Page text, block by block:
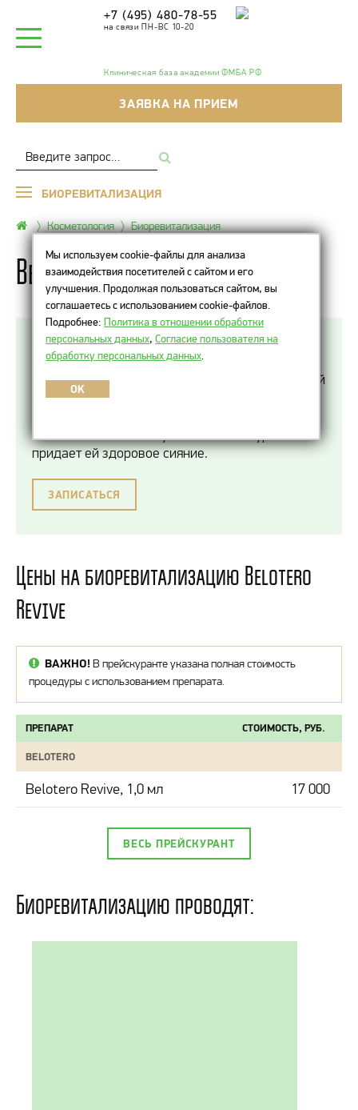
+7 (495) 480-78-55
на связи ПН-ВС 10-20
Клиническая база академии ФМБА РФ
ЗАЯВКА НА ПРИЕМ
БИОРЕВИТАЛИЗАЦИЯ
Косметология Биоревитализация
Belotero Revive
Belotero Revive – это инновационный препарат
для биоревитализации на основе гиалуроновой
кислоты и глицерола, разработанный компанией
Merz Aesthetics. Он обеспечивает
восстанавливает кожу на клеточном уровне и
придает ей здоровое сияние.
ЗАПИСАТЬСЯ
Цены на биоревитализацию Belotero
Revive
ВАЖНО! В прейскуранте указана полная стоимость
процедуры с использованием препарата.
ПРЕПАРАТ СТОИМОСТЬ, РУБ.
BELOTERO
Belotero Revive, 1,0 мл 17 000
ВЕСЬ ПРЕЙСКУРАНТ
Биоревитализацию проводят:
Мы используем cookie-файлы для анализа
взаимодействия посетителей с сайтом и его
улучшения. Продолжая пользоваться сайтом, вы
соглашаетесь с использованием cookie-файлов.
Подробнее:Политика в отношении обработки
персональных данных,Согласие пользователя на
обработку персональных данных
OK